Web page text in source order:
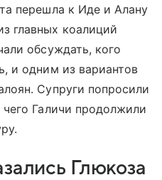
перешла к Иде и Алану
главных коалиций
обсуждать, кого
и одним из вариантов
Супруги попросили
Галичи продолжили
Глюкоза